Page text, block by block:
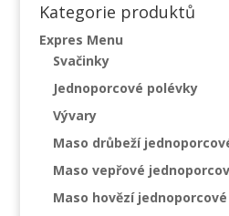
Kategorie produktů
Expres Menu
Svačinky
Jednoporcové polévky
Vývary
Maso drůbeží
Maso vepřové
Maso hovězí jednoporcové